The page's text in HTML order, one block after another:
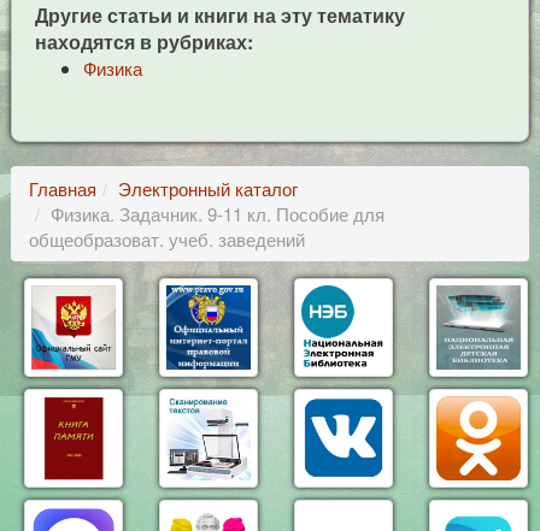
Другие статьи и книги на эту тематику
находятся в рубриках:
Физика
Главная
Электронный каталог
Физика. Задачник. 9-11 кл. Пособие для
общеобразоват. учеб. заведений